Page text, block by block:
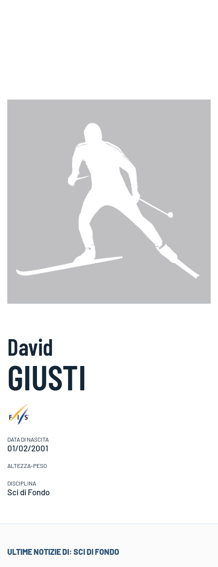
David
GIUSTI
DATA DI NASCITA
01/02/2001
ALTEZZA-PESO
DISCIPLINA
Sci di Fondo
ULTIME NOTIZIE DI: SCI DI FONDO